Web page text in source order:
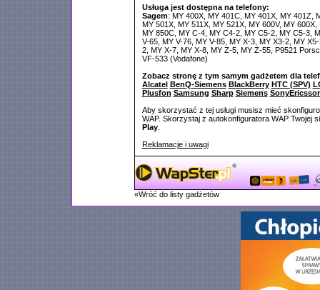
Usługa jest dostępna na telefony:
Sagem: MY 400X, MY 401C, MY 401X, MY 401Z,
MY 501X, MY 511X, MY 521X, MY 600V, MY
MY 850C, MY C-4, MY C4-2, MY C5-2, MY C5-3,
V-65, MY V-76, MY V-85, MY X-3, MY X3-2, MY
2, MY X-7, MY X-8, MY Z-5, MY Z-55, P9521
VF-533 (Vodafone)
Zobacz stronę z tym samym gadżetem dla
Alcatel BenQ-Siemens BlackBerry HTC (SPV)
Plusfon Samsung Sharp Siemens
Aby skorzystać z tej usługi musisz mieć
WAP. Skorzystaj z autokonfiguratora WAP Twojej
Play.
Reklamacje i uwagi
«Wróć do listy gadżetów